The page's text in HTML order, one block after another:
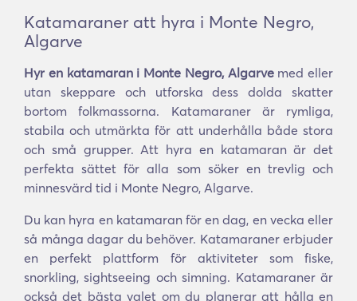
Katamaraner att hyra i Monte Negro,
Algarve
Hyr en katamaran i Monte Negro, Algarvemed eller
utan skeppare och utforska dess dolda skatter
bortom folkmassorna. Katamaraner är rymliga,
stabila och utmärkta för att underhålla både stora
och små grupper. Att hyra en katamaran är det
perfekta sättet för alla som söker en trevlig och
minnesvärd tid i Monte Negro, Algarve.
Du kan hyra en katamaran för en dag, en vecka eller
så många dagar du behöver. Katamaraner erbjuder
en perfekt plattform för aktiviteter som fiske,
snorkling, sightseeing och simning. Katamaraner är
också det bästa valet om du planerar att hålla en